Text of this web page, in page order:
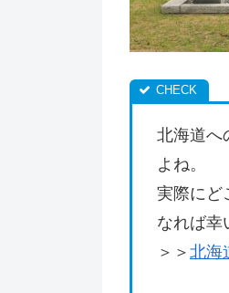
北海道へ
よね。
実際にど
なれば幸
＞＞ 北海